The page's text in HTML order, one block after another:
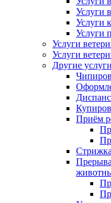
Услуги
Услуги
Услуги
Услуги
Услуги
Другие услуги
Приём